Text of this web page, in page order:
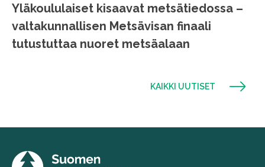
Yläkoululaiset kisaavat metsätiedossa –
valtakunnallisen Metsävisan finaali
tutustuttaa nuoret metsäalaan
KAIKKI UUTISET